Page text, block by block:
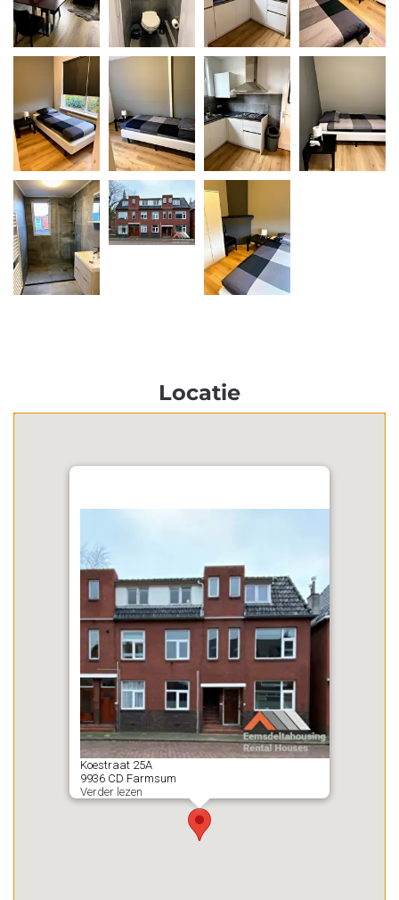
Locatie
Koestraat 25A
9936 CD Farmsum
Verder lezen